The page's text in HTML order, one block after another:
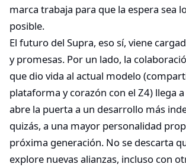
marca trabaja para que la espera sea
posible.
El futuro del Supra, eso sí, viene
y promesas. Por un lado, la
que dio vida al actual modelo
plataforma y corazón con el Z4) llega
abre la puerta a un desarrollo más
quizás, a una mayor personalidad
próxima generación. No se descarta
explore nuevas alianzas, incluso con